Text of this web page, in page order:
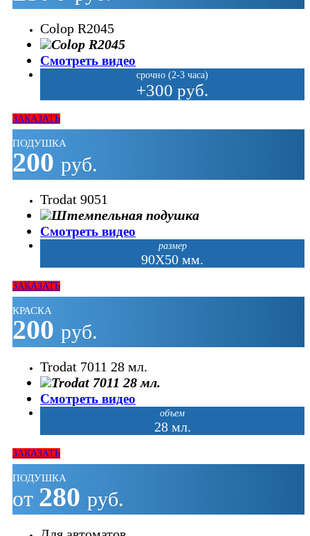
Colop R2045
Смотреть видео
срочно (2-3 часа)
+300 руб.
ЗАКАЗАТЬ
ПОДУШКА
200 руб.
Trodat 9051
Смотреть видео
размер
90Х50 мм.
ЗАКАЗАТЬ
КРАСКА
200 руб.
Trodat 7011 28 мл.
Смотреть видео
объем
28 мл.
ЗАКАЗАТЬ
ПОДУШКА
от 280 руб.